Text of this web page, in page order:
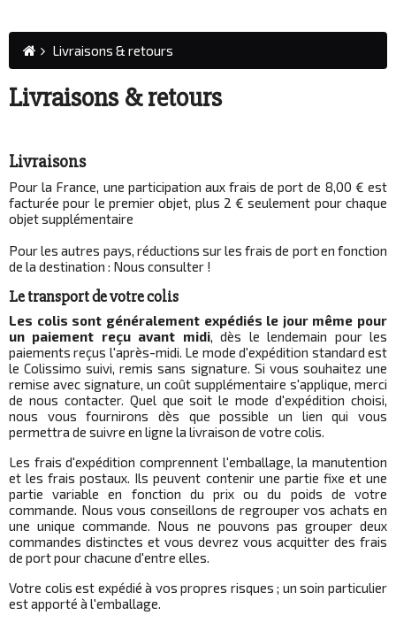
Livraisons & retours
Livraisons & retours
Livraisons
Pour la France, une participation aux frais de port de 8,00 € est
facturée pour le premier objet, plus 2 € seulement pour chaque
objet supplémentaire
Pour les autres pays, réductions sur les frais de port en fonction
de la destination : Nous consulter !
Le transport de votre colis
Les colis sont généralement expédiés le jour même pour
un paiement reçu avant midi, dès le lendemain pour les
paiements reçus l'après-midi. Le mode d'expédition standard est
le Colissimo suivi, remis sans signature. Si vous souhaitez une
remise avec signature, un coût supplémentaire s'applique, merci
de nous contacter. Quel que soit le mode d'expédition choisi,
nous vous fournirons dès que possible un lien qui vous
permettra de suivre en ligne la livraison de votre colis.
Les frais d'expédition comprennent l'emballage, la manutention
et les frais postaux. Ils peuvent contenir une partie fixe et une
partie variable en fonction du prix ou du poids de votre
commande. Nous vous conseillons de regrouper vos achats en
une unique commande. Nous ne pouvons pas grouper deux
commandes distinctes et vous devrez vous acquitter des frais
de port pour chacune d'entre elles.
Votre colis est expédié à vos propres risques ; un soin particulier
est apporté à l'emballage.